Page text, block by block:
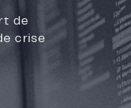
de
crise